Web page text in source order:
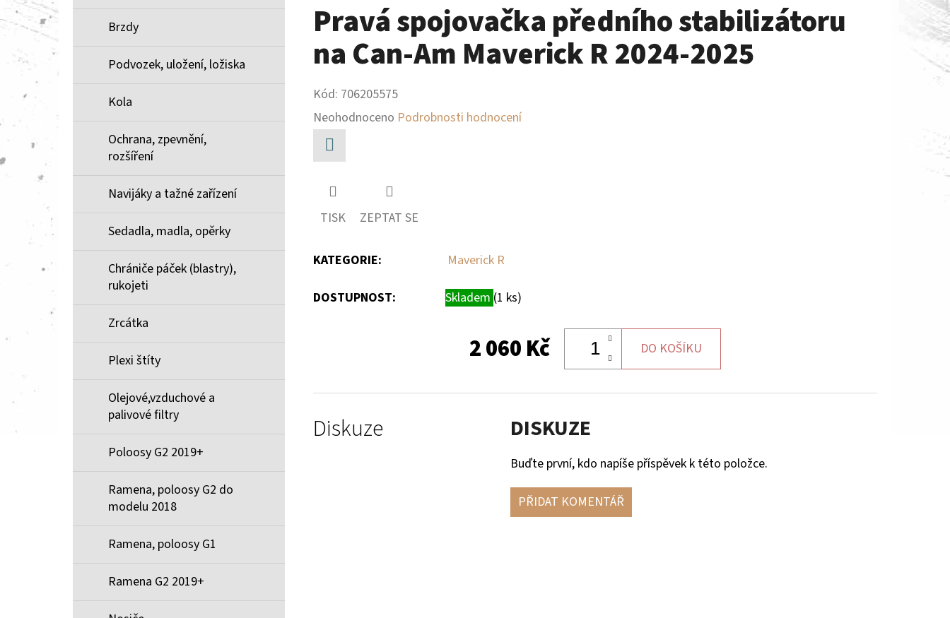
Brzdy
Podvozek, uložení, ložiska
Kola
Ochrana, zpevnění,
rozšíření
Navijáky a tažné zařízení
Sedadla, madla, opěrky
Chrániče páček (blastry),
rukojeti
Zrcátka
Plexi štíty
Olejové,vzduchové a
palivové filtry
Poloosy G2 2019+
Ramena, poloosy G2 do
modelu 2018
Ramena, poloosy G1
Ramena G2 2019+
Pravá spojovačka předního stabilizátoru
na Can-Am Maverick R 2024-2025
Kód: 706205575
Průměrné
hodnocení
produktu
0,0
5
Neohodnoceno Podrobnosti hodnocení
TISK ZEPTAT SE
KATEGORIE: Maverick R
DOSTUPNOST: Skladem (1 ks)
2 060 Kč DO KOŠÍKU
Diskuze DISKUZE
Buďte první, kdo napíše příspěvek k této položce.
PŘIDAT KOMENTÁŘ